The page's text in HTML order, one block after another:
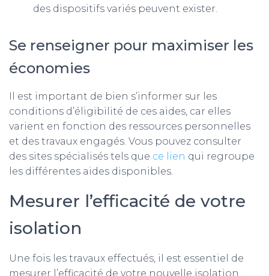
des dispositifs variés peuvent exister.
Se renseigner pour maximiser les
économies
Il est important de bien s’informer sur les
conditions d’éligibilité de ces aides, car elles
varient en fonction des ressources personnelles
et des travaux engagés. Vous pouvez consulter
des sites spécialisés tels que ce lien qui regroupe
les différentes aides disponibles.
Mesurer l’efficacité de votre
isolation
Une fois les travaux effectués, il est essentiel de
mesurer l’efficacité de votre nouvelle isolation.